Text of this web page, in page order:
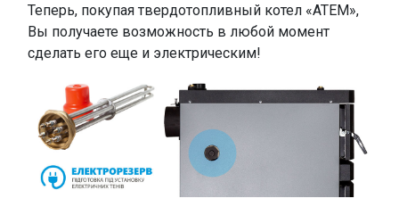
Теперь, покупая твердотопливный котел «АТЕМ»,
Вы получаете возможность в любой момент
сделать его еще и электрическим!